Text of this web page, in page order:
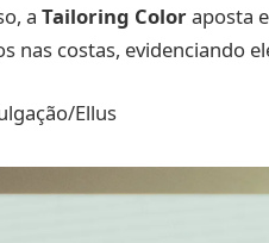
a Tailoring Coloraposta
nas costas, evidenciando
Ellus